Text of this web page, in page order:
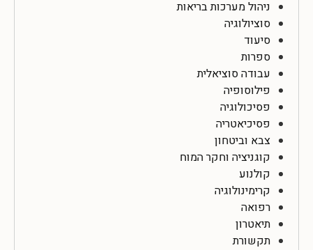
ניהול מערכות בריאות
סוציולוגיה
סיעוד
ספרות
עבודה סוציאלית
פילוסופיה
פסיכולוגיה
פסיכיאטריה
צבא וביטחון
קוגניציה וחקר המוח
קולנוע
קרימינולוגיה
רפואה
תיאטרון
תקשורת